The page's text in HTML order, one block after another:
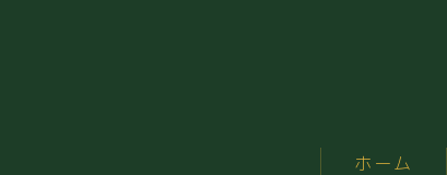
ホーム